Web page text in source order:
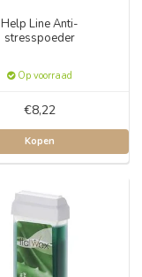
Help Line Anti-
stresspoeder
Op voorraad
€8,22
Kopen